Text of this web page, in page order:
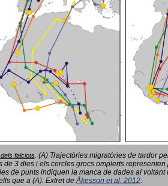
falciots. (A) Trajectòries migratòries de tardor
3 dies i els cercles grocs omplerts
de punts indiquen la manca de dades al
que a (A). Extret deÅkesson et al. 2012.